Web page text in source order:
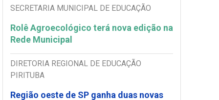
SECRETARIA MUNICIPAL DE EDUCAÇÃO
Rolê Agroecológico terá nova edição na
Rede Municipal
DIRETORIA REGIONAL DE EDUCAÇÃO
PIRITUBA
Região oeste de SP ganha duas novas